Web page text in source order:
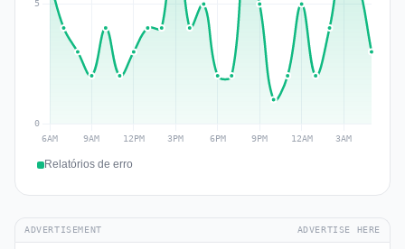
Relatórios de erro
ADVERTISEMENT ADVERTISE HERE